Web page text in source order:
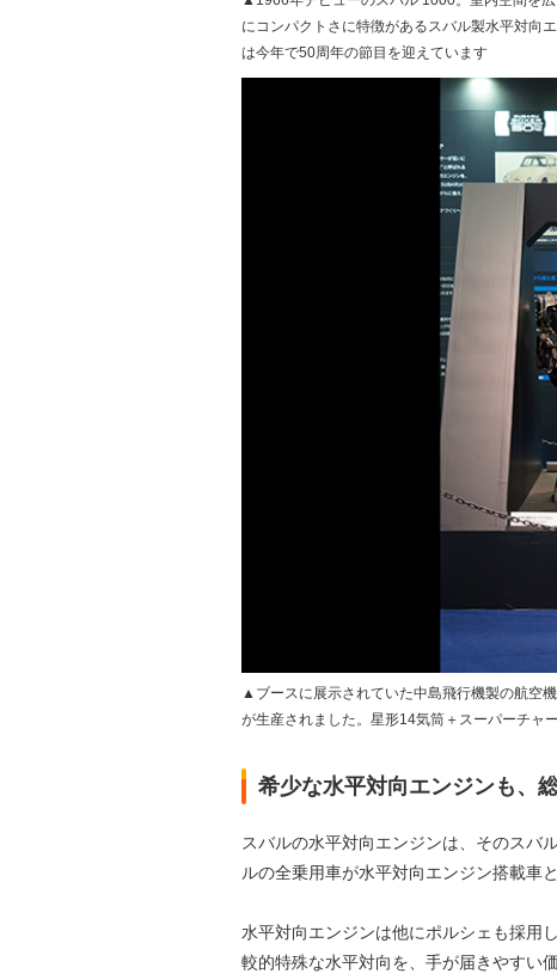
にコンパクトさに特徴があるスバル製水平対向
は今年で50周年の節目を迎えています
▲ブースに展示されていた中島飛行機製の航空
が生産されました。星形14気筒＋スーパーチャ
希少な水平対向エンジンも、
スバルの水平対向エンジンは、そのスバ
ルの全乗用車が水平対向エンジン搭載車
水平対向エンジンは他にポルシェも採用
較的特殊な水平対向を、手が届きやすい